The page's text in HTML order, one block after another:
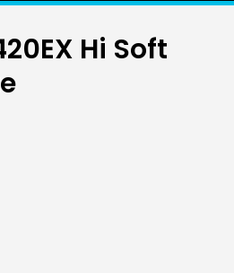
Hi Soft